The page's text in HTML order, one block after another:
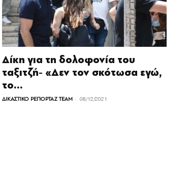
Δίκη για τη δολοφονία του
ταξιτζή- «Δεν τον σκότωσα εγώ,
το...
ΔΙΚΑΣΤΙΚΟ ΡΕΠΟΡΤΑΖ TEAM - 08/12/2021